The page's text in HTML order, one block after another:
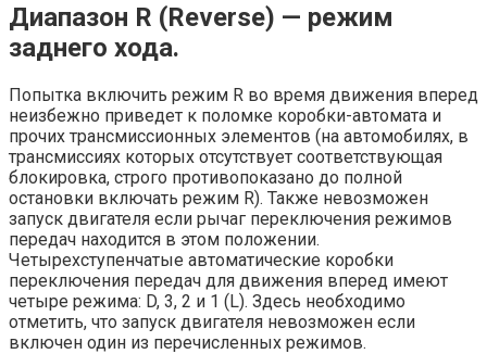
Диапазон R (Reverse) — режим
заднего хода.
Попытка включить режим R во время движения вперед
неизбежно приведет к поломке коробки-автомата и
прочих трансмиссионных элементов (на автомобилях, в
трансмиссиях которых отсутствует соответствующая
блокировка, строго противопоказано до полной
остановки включать режим R). Также невозможен
запуск двигателя если рычаг переключения режимов
передач находится в этом положении.
Четырехступенчатые автоматические коробки
переключения передач для движения вперед имеют
четыре режима: D, 3, 2 и 1 (L). Здесь необходимо
отметить, что запуск двигателя невозможен если
включен один из перечисленных режимов.